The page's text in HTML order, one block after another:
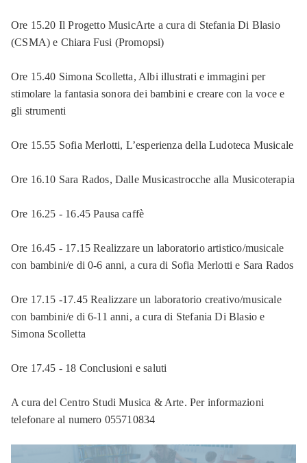
Ore 15.20 Il Progetto MusicArte a cura di Stefania Di Blasio
(CSMA) e Chiara Fusi (Promopsi)
Ore 15.40 Simona Scolletta, Albi illustrati e immagini per
stimolare la fantasia sonora dei bambini e creare con la voce e
gli strumenti
Ore 15.55 Sofia Merlotti, L’esperienza della Ludoteca Musicale
Ore 16.10 Sara Rados, Dalle Musicastrocche alla Musicoterapia
Ore 16.25 - 16.45 Pausa caffè
Ore 16.45 - 17.15 Realizzare un laboratorio artistico/musicale
con bambini/e di 0-6 anni, a cura di Sofia Merlotti e Sara Rados
Ore 17.15 -17.45 Realizzare un laboratorio creativo/musicale
con bambini/e di 6-11 anni, a cura di Stefania Di Blasio e
Simona Scolletta
Ore 17.45 - 18 Conclusioni e saluti
A cura del Centro Studi Musica & Arte. Per informazioni
telefonare al numero 055710834